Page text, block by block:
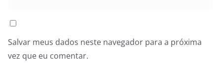
Salvar meus dados neste navegador para a próxima
vez que eu comentar.